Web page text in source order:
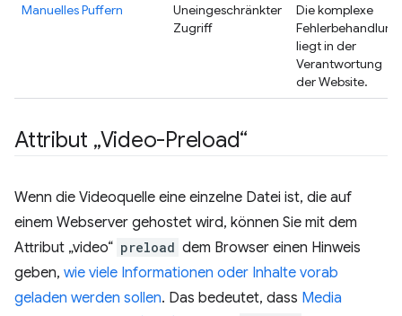
Manuelles Puffern
Uneingeschränkter
Zugriff
Die komplexe
Fehlerbehandlung
liegt in der
Verantwortung
der Website.
Attribut „Video-Preload“
Wenn die Videoquelle eine einzelne Datei ist, die auf
einem Webserver gehostet wird, können Sie mit dem
Attribut „video“ preload dem Browser einen Hinweis
geben, wie viele Informationen oder Inhalte vorab
geladen werden sollen. Das bedeutet, dass Media